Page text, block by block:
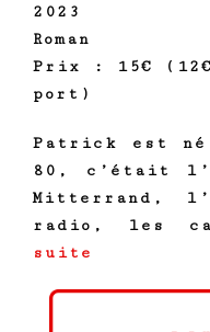
2023
Roman
Prix : 15€
port)
Patrick est né
80, c’était
Mitterrand,
radio, les
suite